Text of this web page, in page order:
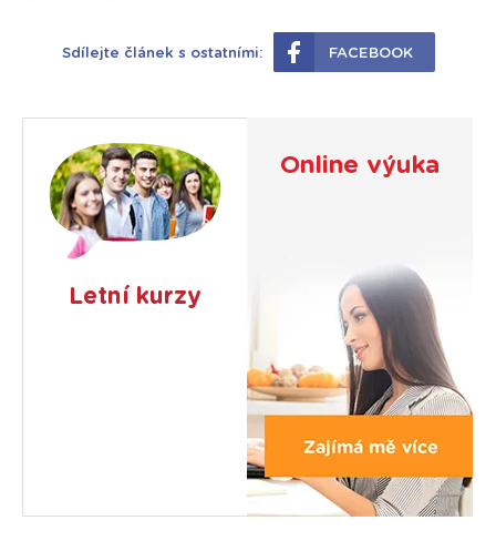
Sdílejte článek s ostatními: FACEBOOK
Letní kurzy
Online výuka